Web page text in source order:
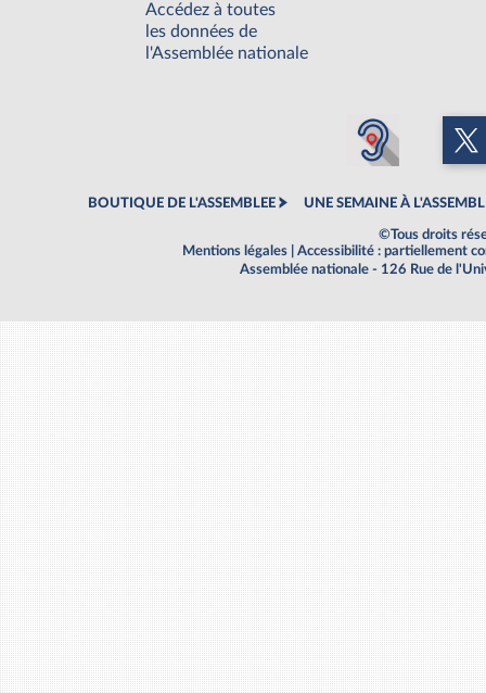
Accédez à toutes
les données de
l'Assemblée nationale
BOUTIQUE DE L'ASSEMBLEE UNE SEMAINE À
©Tous droits
Mentions légales
Accessibilité : partiellement
Assemblée nationale - 126 Rue de